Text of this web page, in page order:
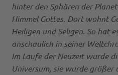
hinter den Sphären der
Himmel Gottes. Dort wohnt
Heiligen und Seligen. So hat
anschaulich in seiner
Im Laufe der Neuzeit wurde
Universum, sie wurde größer